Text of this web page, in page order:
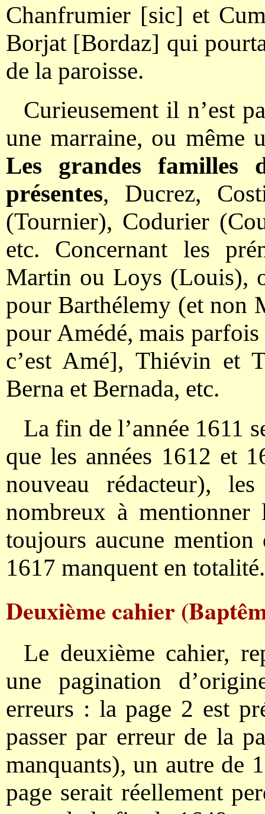
Chanfrumier [sic] et
Borjat [Bordaz] qui
de la paroisse.
Curieusement il n’est
une marraine, ou même
Les grandes familles
présentes, Ducrez,
(Tournier), Codurier
etc. Concernant les
Martin ou Loys (Louis),
pour Barthélemy (et non
pour Amédé, mais
c’est Amé], Thiévin et
Berna et Bernada, etc.
La fin de l’année 1611
que les années 1612 et
nouveau rédacteur),
nombreux à
toujours aucune
1617 manquent en totalité.
Deuxième cahier
Le deuxième cahier,
une pagination
erreurs : la page 2 est
passer par erreur de la
manquants), un autre de
page serait réellement